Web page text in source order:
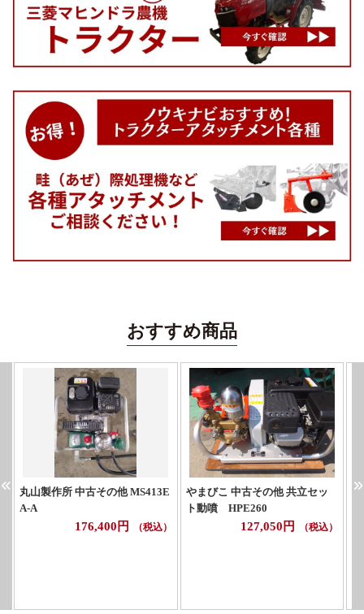
おすすめ商品
丸山製作所 中古その他 MS413E
A-A
176,400円 （税込）
やまびこ 中古その他 共立セッ
ト動噴 HPE260
127,050円 （税込）